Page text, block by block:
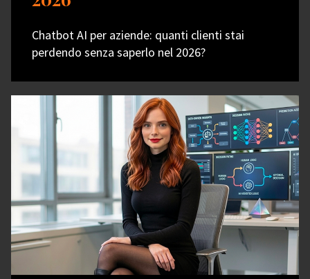
Chatbot AI per aziende: quanti clienti stai
perdendo senza saperlo nel 2026?